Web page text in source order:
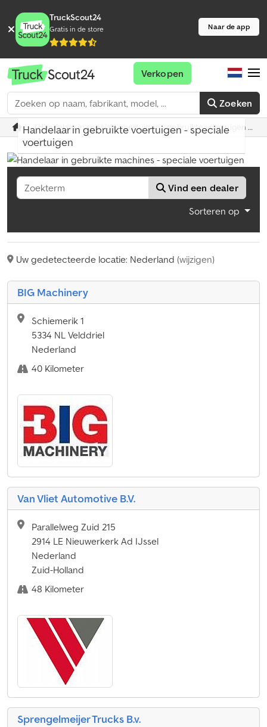
TruckScout24
Gratis in de store Naar de app
Zoeken
Verkopen
/ ... / Handelaar in speciale voertuigen - gebruikte voertuigen op
Handelaar in gebruikte voertuigen - speciale
voertuigen
Vind een dealer
Sorteren op
Uw gedetecteerde locatie: Nederland (wijzigen)
BIG Machinery
Schiemerik 1
5334 NL Velddriel
Nederland
40 Kilometer
Van Vliet Automotive B.V.
Parallelweg Zuid 215
2914 LE Nieuwerkerk Ad IJssel
Nederland
Zuid-Holland
48 Kilometer
Sprengelmeijer Trucks B.v.